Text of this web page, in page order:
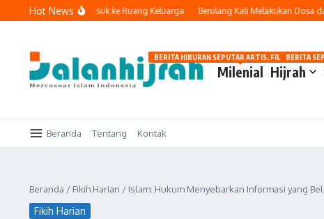
Lewati ke konten
Hot News
Teknologi Masuk ke Ruang Keluarga Berulang Kali Melakukan Dosa dan
Milenial
BERITA HIBURAN SEPUTAR ARTIS, FILM, DAN
Hijrah
BERITA
Beranda Tentang Kontak
Beranda / Fikih Harian / Islam: Hukum Menyebarkan Informasi yang
Fikih Harian